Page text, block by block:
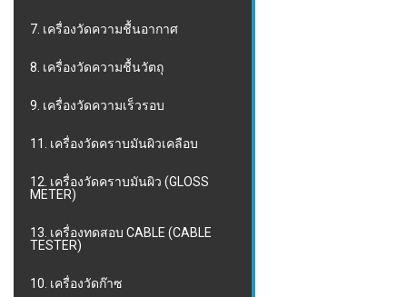
7. เครื่องวัดความชื้นอากาศ
8. เครื่องวัดความชื้นวัตถุ
9. เครื่องวัดความเร็วรอบ
11. เครื่องวัดคราบมันผิวเคลือบ
12. เครื่องวัดคราบมันผิว (GLOSS
METER)
13. เครื่องทดสอบ CABLE (CABLE
TESTER)
10. เครื่องวัดก๊าซ